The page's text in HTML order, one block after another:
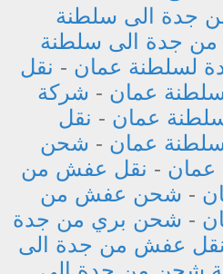
جدة الى سلطنة
جدة الى سلطنة
لسلطنة عمان - نقل
عمان - شركة
عمان - نقل
عمان - شحن
عمان - نقل عفش من
- شحن عفش من
- شحن بري من جدة
نقل عفش من جدة الى